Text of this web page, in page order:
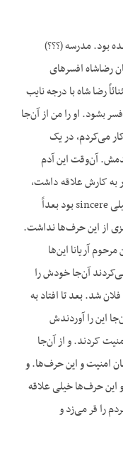
بود. مدرسه (؟؟؟)
رضاشاه افسرهای
رضا شاه با درجه نایب
بشود. او را من از آن‌جا
می‌کردم، در یک
آن‌وقت این آدم
به کارش علاقه داشت،
سواد نظامی‌اش خیلی‌خیلی خوب بود و آدم خیلی sincere بود بعداً
از این حرف‌ها نداشت.
آریانا این‌ها
آن‌جا خودش را
شد. بعد تا افتاد به
این را آوردندش
کردند. و از آن‌جا
امنیت و این حرف‌ها. و
این حرف‌ها خیلی علاقه
را قر می‌زد و